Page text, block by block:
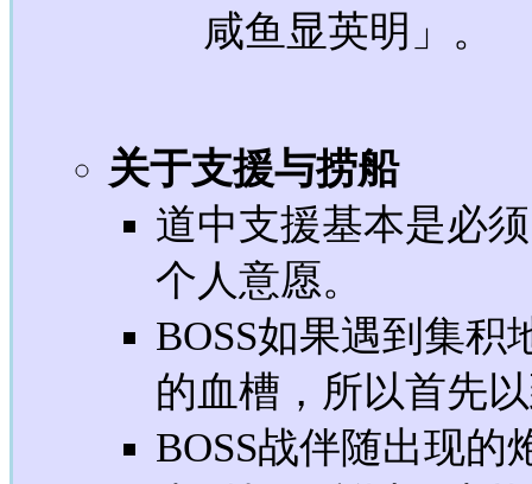
咸鱼显英明」。
关于支援与捞船
道中支援基本是必
个人意愿。
BOSS如果遇到集
的血槽，所以首先
BOSS战伴随出现